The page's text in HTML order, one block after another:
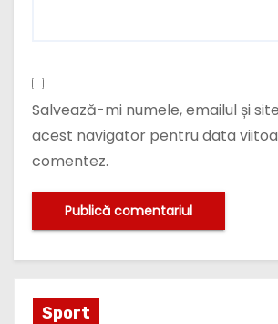
Salvează-mi numele, emailul și
acest navigator pentru data
comentez.
Sport